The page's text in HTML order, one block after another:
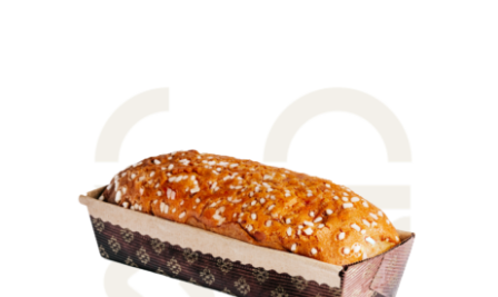
AGGIUNGI AL CARRELLO
/
DETTAGLI